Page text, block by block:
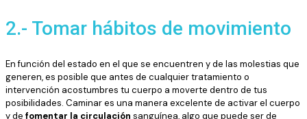
2.- Tomar hábitos de movimiento
En función del estado en el que se encuentren y de las molestias que
generen, es posible que antes de cualquier tratamiento o
intervención acostumbres tu cuerpo a moverte dentro de tus
posibilidades. Caminar es una manera excelente de activar el cuerpo
y de fomentar la circulación sanguínea, algo que puede ser de